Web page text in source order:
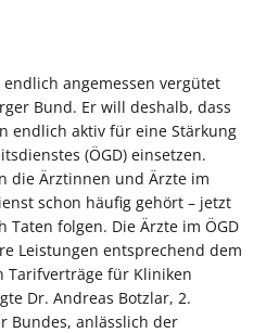
angemessen vergütet
Bund. Er will deshalb, dass
endlich aktiv für eine Stärkung
(ÖGD) einsetzen.
die Ärztinnen und Ärzte im
schon häufig gehört – jetzt
Taten folgen. Die Ärzte im ÖGD
Leistungen entsprechend dem
Tarifverträge für Kliniken
Dr. Andreas Botzlar, 2.
Bundes, anlässlich der